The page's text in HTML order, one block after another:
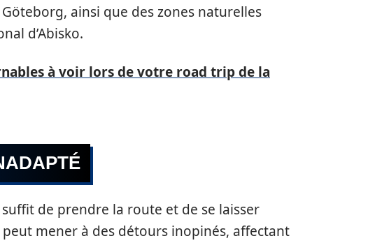
ainsi que des zones naturelles
d’Abisko.
à voir lors de votre road trip de la
de prendre la route et de se laisser
mener à des détours inopinés, affectant